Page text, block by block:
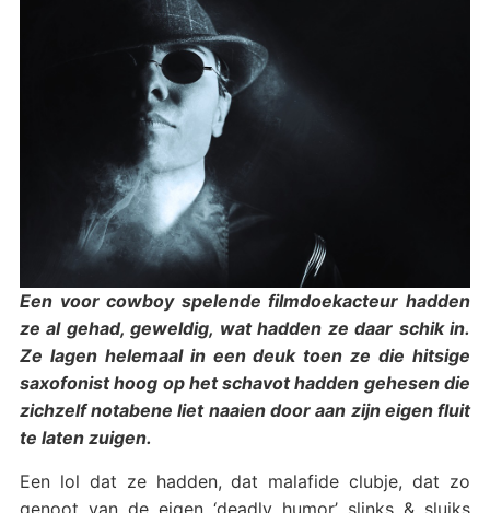
Een voor cowboy spelende filmdoekacteur hadden
ze al gehad, geweldig, wat hadden ze daar schik in.
Ze lagen helemaal in een deuk toen ze die hitsige
saxofonist hoog op het schavot hadden gehesen die
zichzelf notabene liet naaien door aan zijn eigen fluit
te laten zuigen.
Een lol dat ze hadden, dat malafide clubje, dat zo
genoot van de eigen ‘deadly humor’ slinks & sluiks